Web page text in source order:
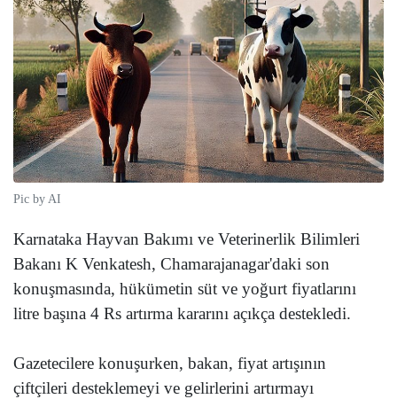
Pic by AI
Karnataka Hayvan Bakımı ve Veterinerlik Bilimleri
Bakanı K Venkatesh, Chamarajanagar'daki son
konuşmasında, hükümetin süt ve yoğurt fiyatlarını
litre başına 4 Rs artırma kararını açıkça destekledi.
Gazetecilere konuşurken, bakan, fiyat artışının
çiftçileri desteklemeyi ve gelirlerini artırmayı